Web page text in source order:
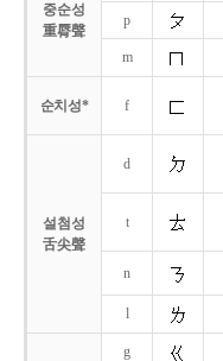
중순성
重脣聲
p
m
순치성* f
설첨성
舌尖聲
d
t
n
l
g